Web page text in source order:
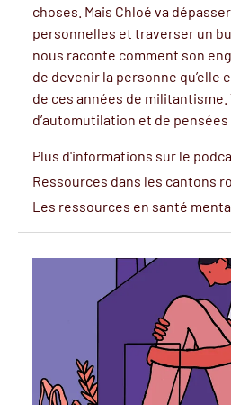
choses. Mais Chloé va
personnelles et traverser un
nous raconte comment son
de devenir la personne qu’elle
de ces années de
d’automutilation et de pensées
Plus d'informations sur le
Ressources dans les cantons
Les ressources en santé